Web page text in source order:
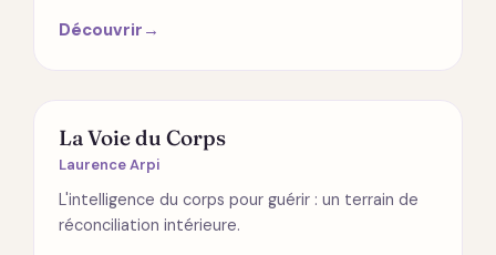
Découvrir →
ÉMOTIONS
La Voie du Corps
Laurence Arpi
L'intelligence du corps pour guérir : un terrain de
réconciliation intérieure.